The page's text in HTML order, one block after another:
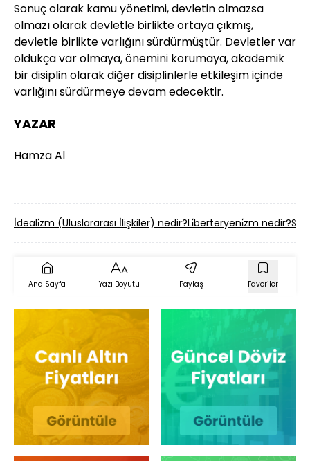
Sonuç olarak kamu yönetimi, devletin olmazsa
olmazı olarak devletle birlikte ortaya çıkmış,
devletle birlikte varlığını sürdürmüştür. Devletler var
oldukça var olmaya, önemini korumaya, akademik
bir disiplin olarak diğer disiplinlerle etkileşim içinde
varlığını sürdürmeye devam edecektir.
YAZAR
Hamza Al
İ̇deali̇zm (Uluslararası İ̇lişkiler) nedir?Li̇berteryeni̇zm nedir?
Ana Sayfa Yazı Boyutu Paylaş Favoriler